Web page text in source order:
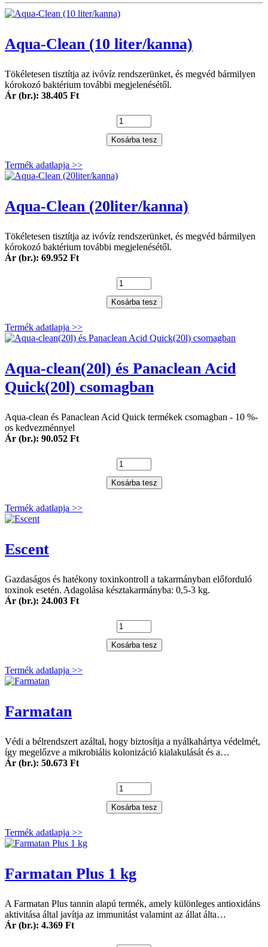
Aqua-Clean (10 liter/kanna)
Tökéletesen tisztítja az ivóvíz rendszerünket, és megvéd bármilyen
kórokozó baktérium további megjelenésétől.
Ár (br.): 38.405 Ft
Kosárba tesz
Termék adatlapja >>
Aqua-Clean (20liter/kanna)
Tökéletesen tisztítja az ivóvíz rendszerünket, és megvéd bármilyen
kórokozó baktérium további megjelenésétől.
Ár (br.): 69.952 Ft
Kosárba tesz
Termék adatlapja >>
Aqua-clean(20l) és Panaclean Acid
Quick(20l) csomagban
Aqua-clean és Panaclean Acid Quick termékek csomagban - 10 %-
os kedvezménnyel
Ár (br.): 90.052 Ft
Kosárba tesz
Termék adatlapja >>
Escent
Gazdaságos és hatékony toxinkontroll a takarmányban előforduló
toxinok esetén. Adagolása késztakarmányba: 0,5-3 kg.
Ár (br.): 24.003 Ft
Kosárba tesz
Termék adatlapja >>
Farmatan
Védi a bélrendszert azáltal, hogy biztosítja a nyálkahártya védelmét,
így megelőzve a mikrobiális kolonizáció kialakulását és a…
Ár (br.): 50.673 Ft
Kosárba tesz
Termék adatlapja >>
Farmatan Plus 1 kg
A Farmatan Plus tannin alapú termék, amely különleges antioxidáns
aktivitása által javítja az immunitást valamint az állat álta…
Ár (br.): 4.369 Ft